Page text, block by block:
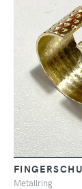
Metallring